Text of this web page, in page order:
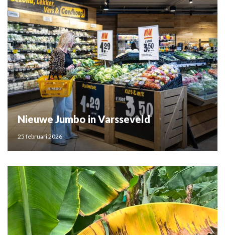
Nieuwe Jumbo in Varsseveld
25 februari 2026